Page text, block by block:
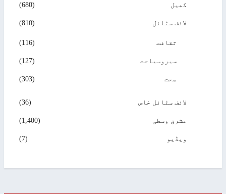
کھیل (680)
لائف سٹائل (810)
ثقافت (116)
سیروسیاحت (127)
صحت (303)
لائف سٹائل خاص (36)
مشرق وسطی (1,400)
ویڈیو (7)